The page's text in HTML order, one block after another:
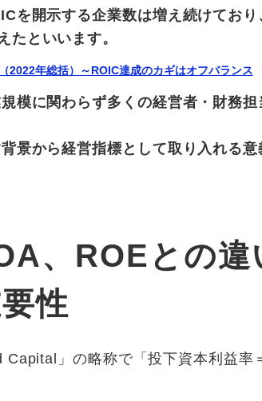
を開示する企業数は増え続けてお
たといいます。
2022年総括）～ROIC達成のカギはオフバランス
模に関わらず多くの経営者・財務
景から経営指標として取り入れる
、ROEとの違
性
」の略称で「投下資本利益率